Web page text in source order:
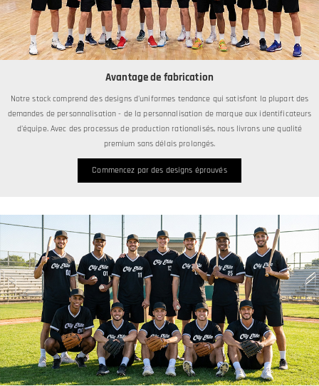
Avantage de fabrication
Notre stock comprend des designs d'uniformes tendance qui satisfont la plupart des
demandes de personnalisation - de la personnalisation de marque aux identificateurs
d'équipe. Avec des processus de production rationalisés, nous livrons une qualité
premium sans délais prolongés.
Commencez par des designs éprouvés